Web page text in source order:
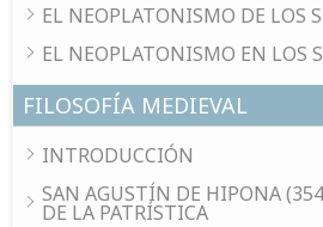
EL NEOPLATONISMO DE LOS
EL NEOPLATONISMO EN LOS
FILOSOFÍA MEDIEVAL
INTRODUCCIÓN
SAN AGUSTÍN DE HIPONA
DE LA PATRÍSTICA